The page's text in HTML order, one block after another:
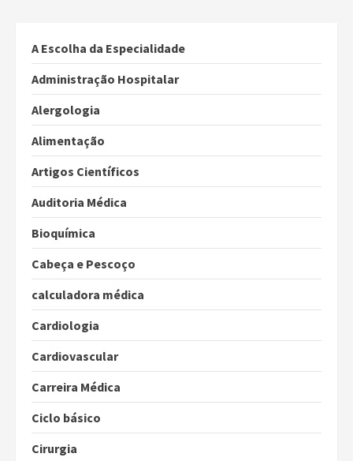
A Escolha da Especialidade
Administração Hospitalar
Alergologia
Alimentação
Artigos Científicos
Auditoria Médica
Bioquímica
Cabeça e Pescoço
calculadora médica
Cardiologia
Cardiovascular
Carreira Médica
Ciclo básico
Cirurgia